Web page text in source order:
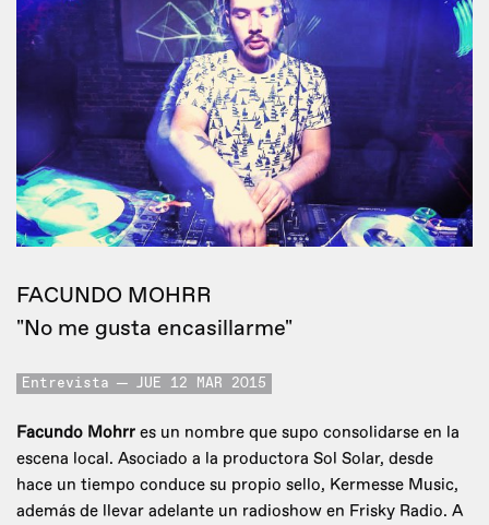
FACUNDO MOHRR
"No me gusta encasillarme"
Entrevista JUE 12 MAR 2015
Facundo Mohrr es un nombre que supo consolidarse en la
escena local. Asociado a la productora Sol Solar, desde
hace un tiempo conduce su propio sello, Kermesse Music,
además de llevar adelante un radioshow en Frisky Radio. A